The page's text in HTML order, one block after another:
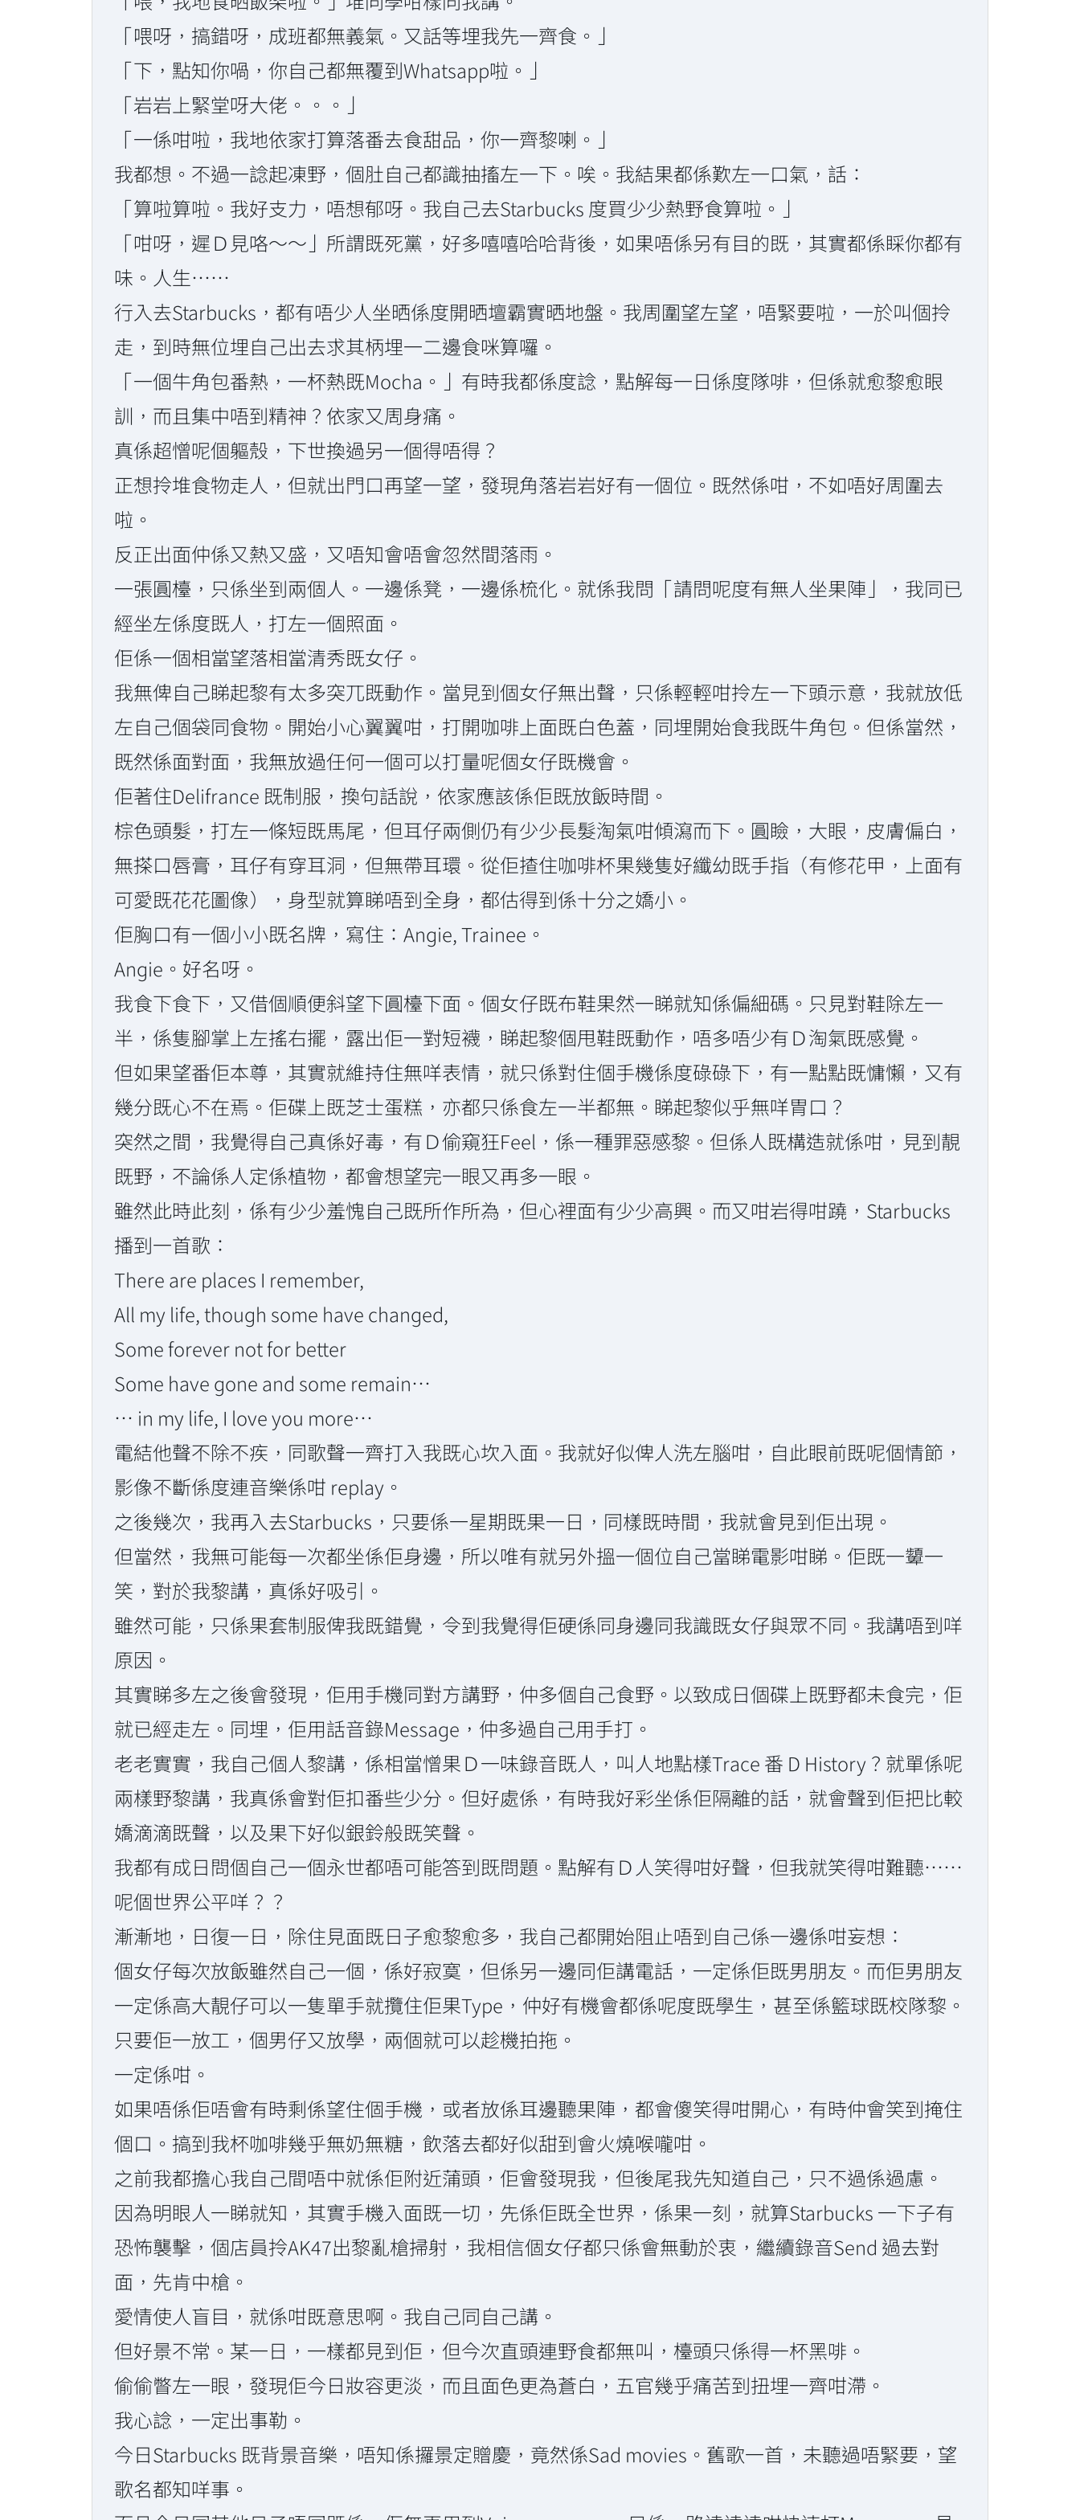
「喂呀，搞錯呀，成班都無義氣。又話等埋我先一齊食。」
「下，點知你喎，你自己都無覆到Whatsapp啦。」
「岩岩上緊堂呀大佬。。。」
「一係咁啦，我地依家打算落番去食甜品，你一齊黎喇。」
我都想。不過一諗起凍野，個肚自己都識抽搐左一下。唉。我結果都係歎左一口氣，話：
「算啦算啦。我好支力，唔想郁呀。我自己去Starbucks 度買少少熱野食算啦。」
「咁呀，遲Ｄ見咯～～」所謂既死黨，好多嘻嘻哈哈背後，如果唔係另有目的既，其實都係睬你都有
味。人生……
行入去Starbucks，都有唔少人坐晒係度開晒壇霸實晒地盤。我周圍望左望，唔緊要啦，一於叫個拎
走，到時無位埋自己出去求其柄埋一二邊食咪算囉。
「一個牛角包番熱，一杯熱既Mocha。」有時我都係度諗，點解每一日係度隊啡，但係就愈黎愈眼
訓，而且集中唔到精神？依家又周身痛。
真係超憎呢個軀殼，下世換過另一個得唔得？
正想拎堆食物走人，但就出門口再望一望，發現角落岩岩好有一個位。既然係咁，不如唔好周圍去
啦。
反正出面仲係又熱又盛，又唔知會唔會忽然間落雨。
一張圓檯，只係坐到兩個人。一邊係凳，一邊係梳化。就係我問「請問呢度有無人坐果陣」，我同已
經坐左係度既人，打左一個照面。
佢係一個相當望落相當清秀既女仔。
我無俾自己睇起黎有太多突兀既動作。當見到個女仔無出聲，只係輕輕咁拎左一下頭示意，我就放低
左自己個袋同食物。開始小心翼翼咁，打開咖啡上面既白色蓋，同埋開始食我既牛角包。但係當然，
既然係面對面，我無放過任何一個可以打量呢個女仔既機會。
佢著住Delifrance 既制服，換句話說，依家應該係佢既放飯時間。
棕色頭髮，打左一條短既馬尾，但耳仔兩側仍有少少長髮淘氣咁傾瀉而下。圓瞼，大眼，皮膚偏白，
無搽口唇膏，耳仔有穿耳洞，但無帶耳環。從佢揸住咖啡杯果幾隻好纖幼既手指（有修花甲，上面有
可愛既花花圖像），身型就算睇唔到全身，都估得到係十分之嬌小。
佢胸口有一個小小既名牌，寫住：Angie, Trainee。
Angie。好名呀。
我食下食下，又借個順便斜望下圓檯下面。個女仔既布鞋果然一睇就知係偏細碼。只見對鞋除左一
半，係隻腳掌上左搖右擺，露出佢一對短襪，睇起黎個甩鞋既動作，唔多唔少有Ｄ淘氣既感覺。
但如果望番佢本尊，其實就維持住無咩表情，就只係對住個手機係度碌碌下，有一點點既慵懶，又有
幾分既心不在焉。佢碟上既芝士蛋糕，亦都只係食左一半都無。睇起黎似乎無咩胃口？
突然之間，我覺得自己真係好毒，有Ｄ偷窺狂Feel，係一種罪惡感黎。但係人既構造就係咁，見到靚
既野，不論係人定係植物，都會想望完一眼又再多一眼。
雖然此時此刻，係有少少羞愧自己既所作所為，但心裡面有少少高興。而又咁岩得咁蹺，Starbucks
播到一首歌：
There are places I remember,
All my life, though some have changed,
Some forever not for better
Some have gone and some remain…
… in my life, I love you more…
電結他聲不除不疾，同歌聲一齊打入我既心坎入面。我就好似俾人洗左腦咁，自此眼前既呢個情節，
影像不斷係度連音樂係咁 replay。
之後幾次，我再入去Starbucks，只要係一星期既果一日，同樣既時間，我就會見到佢出現。
但當然，我無可能每一次都坐係佢身邊，所以唯有就另外搵一個位自己當睇電影咁睇。佢既一顰一
笑，對於我黎講，真係好吸引。
雖然可能，只係果套制服俾我既錯覺，令到我覺得佢硬係同身邊同我識既女仔與眾不同。我講唔到咩
原因。
其實睇多左之後會發現，佢用手機同對方講野，仲多個自己食野。以致成日個碟上既野都未食完，佢
就已經走左。同埋，佢用話音錄Message，仲多過自己用手打。
老老實實，我自己個人黎講，係相當憎果Ｄ一味錄音既人，叫人地點樣Trace 番 D History？就單係呢
兩樣野黎講，我真係會對佢扣番些少分。但好處係，有時我好彩坐係佢隔離的話，就會聲到佢把比較
嬌滴滴既聲，以及果下好似銀鈴般既笑聲。
我都有成日問個自己一個永世都唔可能答到既問題。點解有Ｄ人笑得咁好聲，但我就笑得咁難聽……
呢個世界公平咩？？
漸漸地，日復一日，除住見面既日子愈黎愈多，我自己都開始阻止唔到自己係一邊係咁妄想：
個女仔每次放飯雖然自己一個，係好寂寞，但係另一邊同佢講電話，一定係佢既男朋友。而佢男朋友
一定係高大靚仔可以一隻單手就攬住佢果Type，仲好有機會都係呢度既學生，甚至係籃球既校隊黎。
只要佢一放工，個男仔又放學，兩個就可以趁機拍拖。
一定係咁。
如果唔係佢唔會有時剩係望住個手機，或者放係耳邊聽果陣，都會傻笑得咁開心，有時仲會笑到掩住
個口。搞到我杯咖啡幾乎無奶無糖，飲落去都好似甜到會火燒喉嚨咁。
之前我都擔心我自己間唔中就係佢附近蒲頭，佢會發現我，但後尾我先知道自己，只不過係過慮。
因為明眼人一睇就知，其實手機入面既一切，先係佢既全世界，係果一刻，就算Starbucks 一下子有
恐怖襲擊，個店員拎AK47出黎亂槍掃射，我相信個女仔都只係會無動於衷，繼續錄音Send 過去對
面，先肯中槍。
愛情使人盲目，就係咁既意思啊。我自己同自己講。
但好景不常。某一日，一樣都見到佢，但今次直頭連野食都無叫，檯頭只係得一杯黑啡。
偷偷瞥左一眼，發現佢今日妝容更淡，而且面色更為蒼白，五官幾乎痛苦到扭埋一齊咁滯。
我心諗，一定出事勒。
今日Starbucks 既背景音樂，唔知係攞景定贈慶，竟然係Sad movies。舊歌一首，未聽過唔緊要，望
歌名都知咩事。